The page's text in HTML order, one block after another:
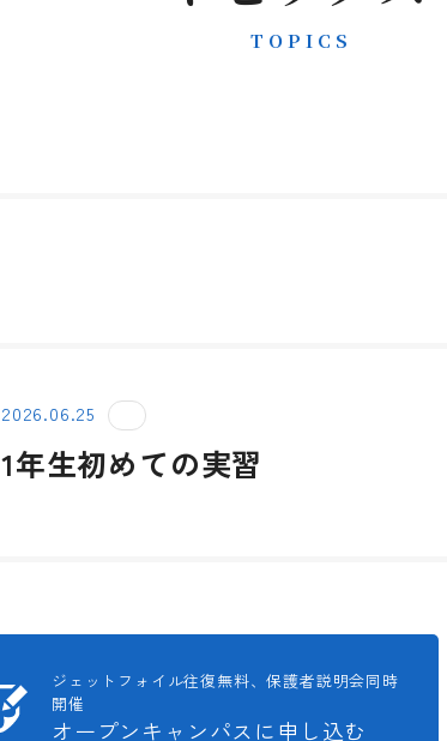
TOPICS
2026.06.25
1年生初めての実習
ジェットフォイル往復無料、保護者説明会同時
開催
オープンキャンパスに申し込む